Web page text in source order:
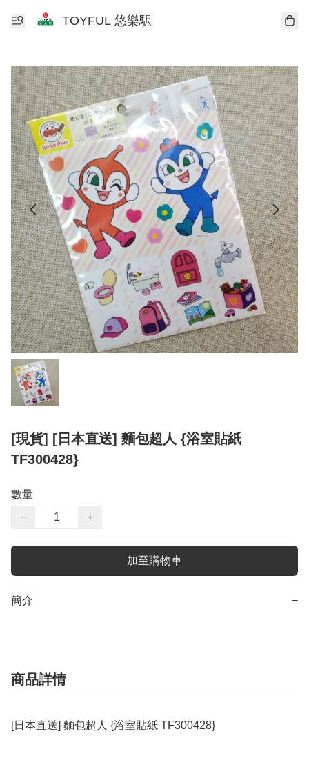
TOYFUL 悠樂駅
[現貨] [日本直送] 麵包超人 {浴室貼紙
TF300428}
數量
−
+
加至購物車
簡介 −
商品詳情
[日本直送] 麵包超人 {浴室貼紙 TF300428}